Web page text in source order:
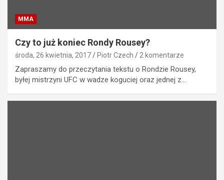
MMA
Czy to już koniec Rondy Rousey?
środa, 26 kwietnia, 2017 Piotr Czech 2 komentarze
Zapraszamy do przeczytania tekstu o Rondzie Rousey,
byłej mistrzyni UFC w wadze koguciej oraz jednej z…